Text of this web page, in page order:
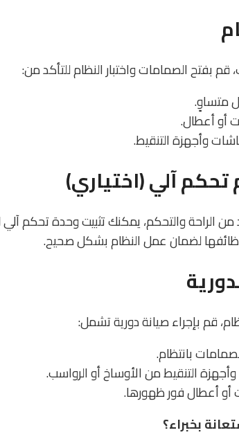
قم بفتح الصمامات واختبار النظام للتأكد من:
متساوٍ.
أو أعطال.
وأجهزة التنقيط.
من الراحة والتحكم، يمكنك تثبيت وحدة تحكم
وظائفها لضمان عمل النظام بشكل صحيح.
قم بإجراء صيانة دورية تشمل:
بانتظام.
التنقيط من الأوساخ أو الرواسب.
أو أعطال فور ظهورها.
بخبراء؟